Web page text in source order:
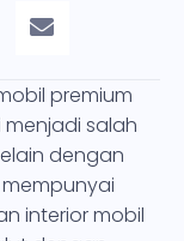
premium
salah
dengan
interior mobil